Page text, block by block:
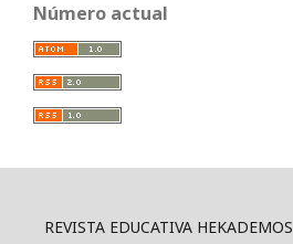
Número actual
REVISTA EDUCATIVA HEKADEMOS